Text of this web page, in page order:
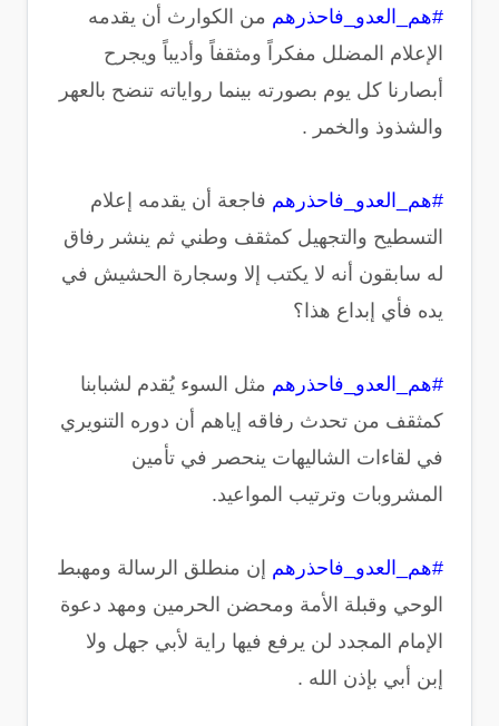
#هم_العدو_فاحذرهم من الكوارث أن يقدمه
الإعلام المضلل مفكراً ومثقفاً وأديباً ويجرح
أبصارنا كل يوم بصورته بينما رواياته تنضح بالعهر
والشذوذ والخمر .
#هم_العدو_فاحذرهم فاجعة أن يقدمه إعلام
التسطيح والتجهيل كمثقف وطني ثم ينشر رفاق
له سابقون أنه لا يكتب إلا وسجارة الحشيش في
يده فأي إبداع هذا؟
#هم_العدو_فاحذرهم مثل السوء يُقدم لشبابنا
كمثقف من تحدث رفاقه إياهم أن دوره التنويري
في لقاءات الشاليهات ينحصر في تأمين
المشروبات وترتيب المواعيد.
#هم_العدو_فاحذرهم إن منطلق الرسالة ومهبط
الوحي وقبلة الأمة ومحضن الحرمين ومهد دعوة
الإمام المجدد لن يرفع فيها راية لأبي جهل ولا
إبن أبي بإذن الله .